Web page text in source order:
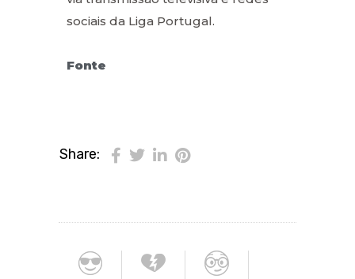
sociais da Liga Portugal.
Fonte
Share: